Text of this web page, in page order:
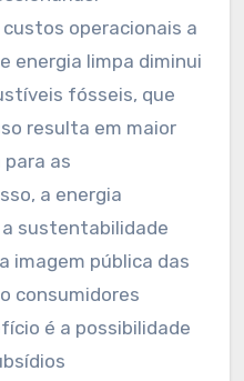
operacionais a
energia limpa diminui
fósseis, que
resulta em maior
as
a energia
sustentabilidade
imagem pública das
consumidores
é a possibilidade